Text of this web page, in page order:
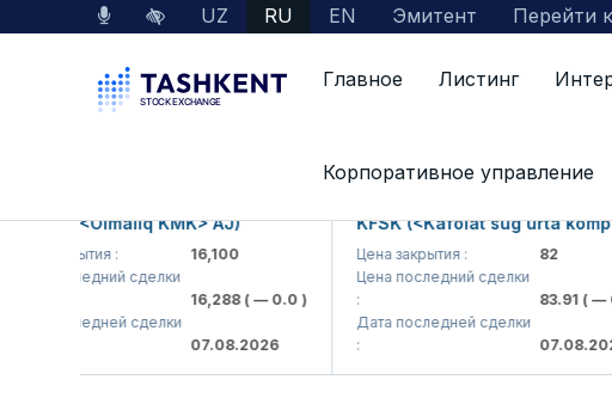
UZ RU EN Эмитент Перейти
Главное Листинг
Корпоративное управление
Информация о компании
(<Olmaliq KMK> AJ)
закрытия :
16,100
последний сделки
16,288( — 0.0 )
последней сделки
07.08.2026
KFSK (<Kafolat sug'urta
Цена закрытия :
Цена последний сделки
83.91( — 0.0
Дата последней сделки
07.08.2026